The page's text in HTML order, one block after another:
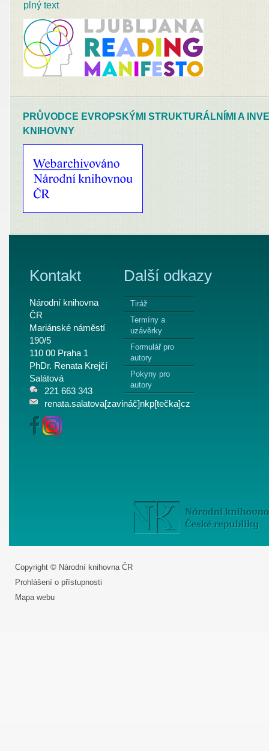
plný text
PRŮVODCE EVROPSKÝMI STRUKTURÁLNÍMI A
KNIHOVNY
Kontakt
Národní knihovna
ČR
Mariánské náměstí
190/5
110 00 Praha 1
PhDr. Renata Krejčí
Salátová
221 663 343
renata.salatova[zavináč]nkp[tečka]cz
Další odkazy
Tiráž
Termíny a
uzávěrky
Formulář pro
autory
Pokyny pro
autory
Copyright © Národní knihovna ČR
Prohlášení o přístupnosti
Mapa webu